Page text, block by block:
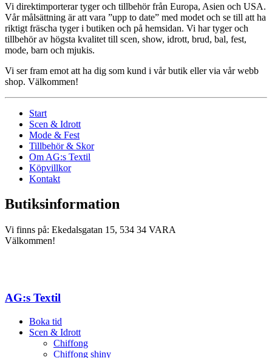
Vi direktimporterar tyger och tillbehör från Europa, Asien och USA.
Vår målsättning är att vara ”upp to date” med modet och se till att ha
riktigt fräscha tyger i butiken och på hemsidan. Vi har tyger och
tillbehör av högsta kvalitet till scen, show, idrott, brud, bal, fest,
mode, barn och mjukis.
Vi ser fram emot att ha dig som kund i vår butik eller via vår webb
shop. Välkommen!
Start
Scen & Idrott
Mode & Fest
Tillbehör & Skor
Om AG:s Textil
Köpvillkor
Kontakt
Butiksinformation
Vi finns på: Ekedalsgatan 15, 534 34 VARA
Välkommen!
AG:s Textil
Boka tid
Scen & Idrott
Chiffong
Chiffong shiny